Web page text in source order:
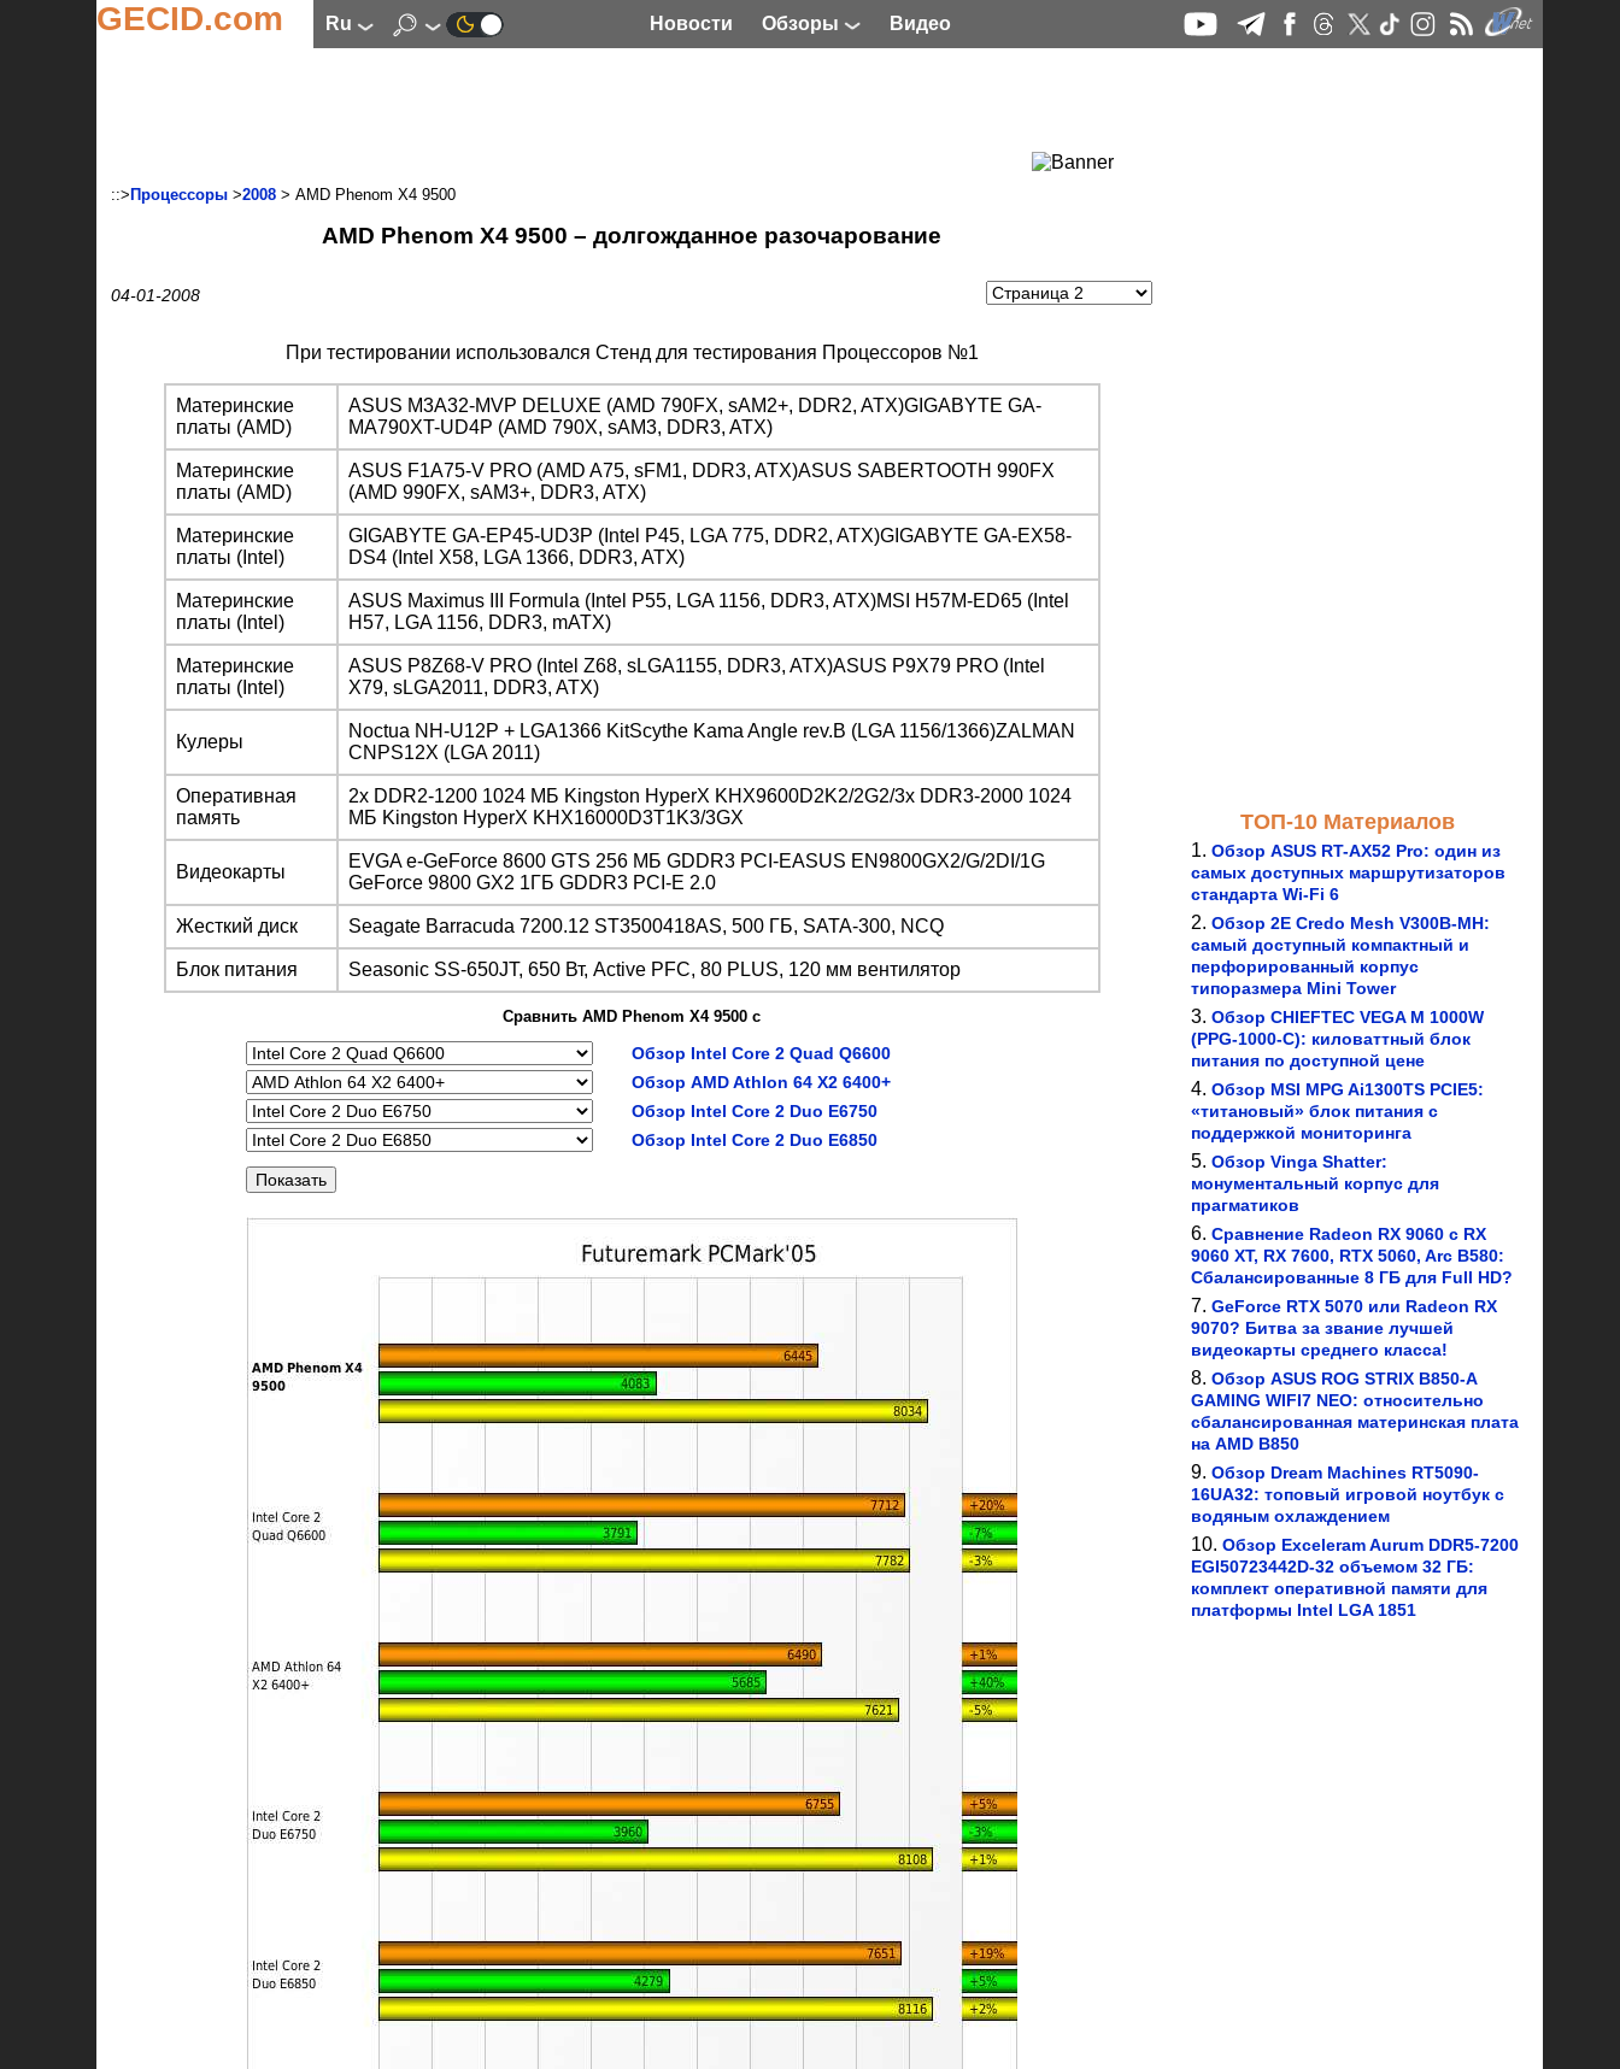
GECID.com ru Новости Обзоры Видео
::> Процессоры >2008 > AMD Phenom X4 9500
AMD Phenom X4 9500 – долгожданное разочарование
04-01-2008
При тестировании использовался Стенд для тестирования Процессоров №1
Материнские
платы (AMD)
ASUS M3A32-MVP DELUXE (AMD 790FX, sAM2+, DDR2, ATX)GIGABYTE GA-
MA790XT-UD4P (AMD 790X, sAM3, DDR3, ATX)
Материнские
платы (AMD)
ASUS F1A75-V PRO (AMD A75, sFM1, DDR3, ATX)ASUS SABERTOOTH 990FX
(AMD 990FX, sAM3+, DDR3, ATX)
Материнские
платы (Intel)
GIGABYTE GA-EP45-UD3P (Intel P45, LGA 775, DDR2, ATX)GIGABYTE GA-EX58-
DS4 (Intel X58, LGA 1366, DDR3, ATX)
Материнские
платы (Intel)
ASUS Maximus III Formula (Intel P55, LGA 1156, DDR3, ATX)MSI H57M-ED65 (Intel
H57, LGA 1156, DDR3, mATX)
Материнские
платы (Intel)
ASUS P8Z68-V PRO (Intel Z68, sLGA1155, DDR3, ATX)ASUS P9X79 PRO (Intel
X79, sLGA2011, DDR3, ATX)
Кулеры
Noctua NH-U12P + LGA1366 KitScythe Kama Angle rev.B (LGA 1156/1366)ZALMAN
CNPS12X (LGA 2011)
Оперативная
память
2х DDR2-1200 1024 МБ Kingston HyperX KHX9600D2K2/2G2/3x DDR3-2000 1024
МБ Kingston HyperX KHX16000D3T1K3/3GX
Видеокарты
EVGA e-GeForce 8600 GTS 256 МБ GDDR3 PCI-EASUS EN9800GX2/G/2DI/1G
GeForce 9800 GX2 1ГБ GDDR3 PCI-E 2.0
Жесткий диск Seagate Barracuda 7200.12 ST3500418AS, 500 ГБ, SATA-300, NCQ
Блок питания Seasonic SS-650JT, 650 Вт, Active PFC, 80 PLUS, 120 мм вентилятор
Сравнить AMD Phenom X4 9500 с
Обзор Intel Core 2 Quad Q6600
Обзор AMD Athlon 64 X2 6400+
Обзор Intel Core 2 Duo E6750
Обзор Intel Core 2 Duo E6850
ТОП-10 Материалов
Обзор ASUS RT-AX52 Pro: один из
самых доступных маршрутизаторов
стандарта Wi-Fi 6
Обзор 2E Credo Mesh V300B-MH:
самый доступный компактный и
перфорированный корпус
типоразмера Mini Tower
Обзор CHIEFTEC VEGA M 1000W
(PPG-1000-C): киловаттный блок
питания по доступной цене
Обзор MSI MPG Ai1300TS PCIE5:
«титановый» блок питания с
поддержкой мониторинга
Обзор Vinga Shatter:
монументальный корпус для
прагматиков
Сравнение Radeon RX 9060 с RX
9060 XT, RX 7600, RTX 5060, Arc B580:
Сбалансированные 8 ГБ для Full HD?
GeForce RTX 5070 или Radeon RX
9070? Битва за звание лучшей
видеокарты среднего класса!
Обзор ASUS ROG STRIX B850-A
GAMING WIFI7 NEO: относительно
сбалансированная материнская плата
на AMD B850
Обзор Dream Machines RT5090-
16UA32: топовый игровой ноутбук с
водяным охлаждением
Обзор Exceleram Aurum DDR5-7200
EGI50723442D-32 объемом 32 ГБ:
комплект оперативной памяти для
платформы Intel LGA 1851